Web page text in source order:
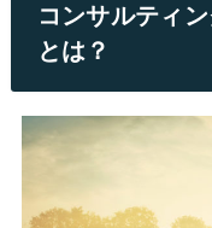
コンサルティ
とは？